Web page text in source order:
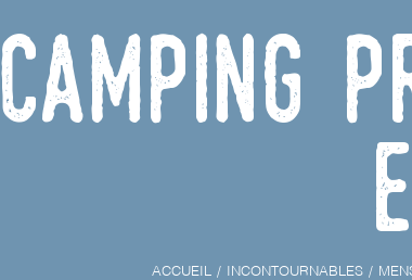
Camping
ACCUEIL INCONTOURNABLES